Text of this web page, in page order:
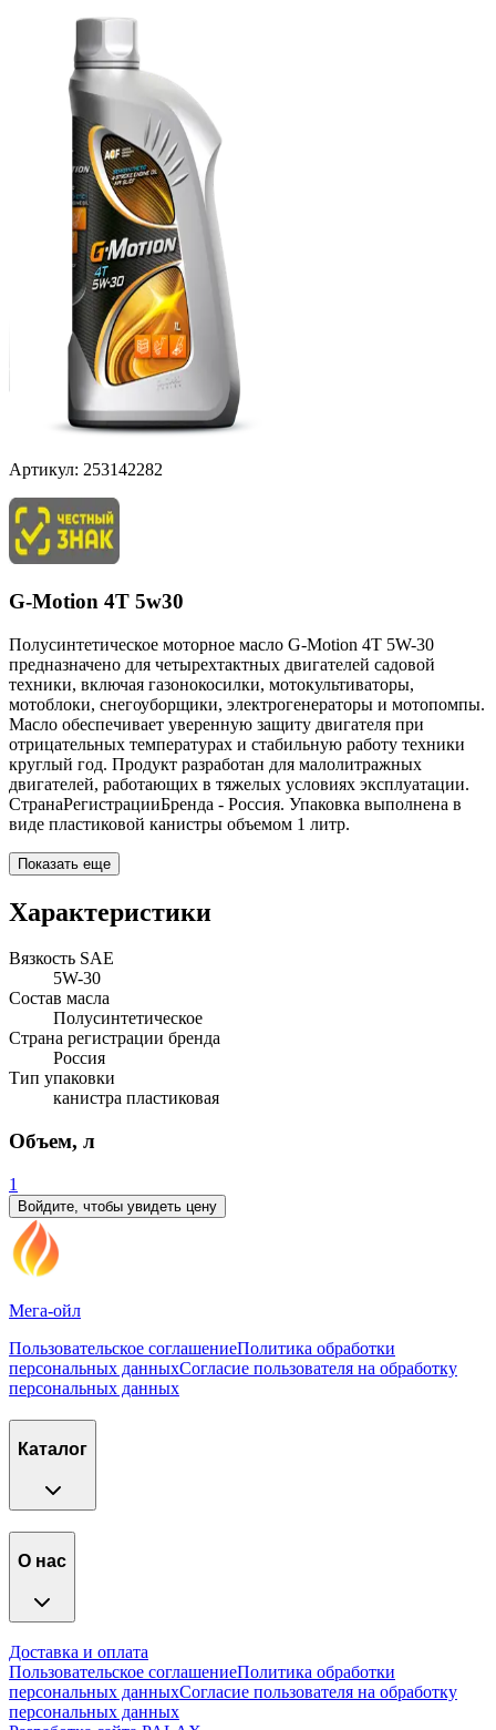
Артикул: 253142282
G-Motion 4Т 5w30
Полусинтетическое моторное масло G-Motion 4T 5W-30
предназначено для четырехтактных двигателей садовой
техники, включая газонокосилки, мотокультиваторы,
мотоблоки, снегоуборщики, электрогенераторы и мотопомпы.
Масло обеспечивает уверенную защиту двигателя при
отрицательных температурах и стабильную работу техники
круглый год. Продукт разработан для малолитражных
двигателей, работающих в тяжелых условиях эксплуатации.
СтранаРегистрацииБренда - Россия. Упаковка выполнена в
виде пластиковой канистры объемом 1 литр.
Показать еще
Характеристики
Вязкость SAE
5W-30
Состав масла
Полусинтетическое
Страна регистрации бренда
Россия
Тип упаковки
канистра пластиковая
Объем, л
1
Войдите, чтобы увидеть цену
Мега-ойл
Пользовательское соглашениеПолитика обработки
персональных данныхСогласие пользователя на обработку
персональных данных
Каталог
О нас
Доставка и оплата
Пользовательское соглашениеПолитика обработки
персональных данныхСогласие пользователя на обработку
персональных данных